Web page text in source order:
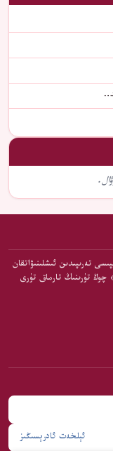
تەرىپىدىن ئىشلىنىۋاتقان
چوڭ تۈرىنىڭ تارماق تۈرى